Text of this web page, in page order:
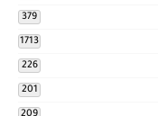
379
1713
226
201